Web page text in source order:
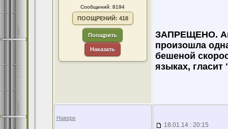
Сообщений: 8194
ПООЩРЕНИЙ: 418
Поощрить
Наказать
ЗАПРЕЩЕНО.
произошла
бешеной
языках,
Наверх
18.01.14 : 20:15